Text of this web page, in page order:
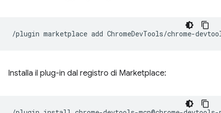
/plugin marketplace add
Installa il plug-in dal registro di Marketplace: